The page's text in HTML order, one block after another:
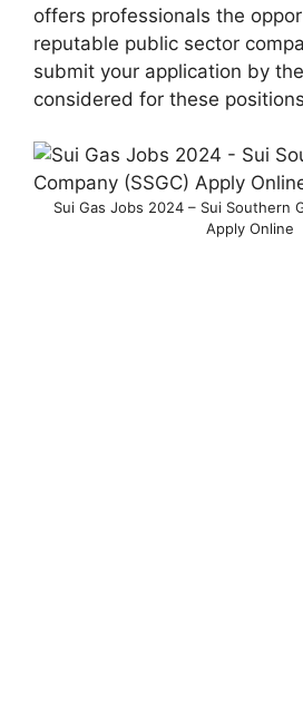
offers professionals the
reputable public sector
submit your application by
considered for these
Sui Gas Jobs 2024 – Sui Southern
Apply Online